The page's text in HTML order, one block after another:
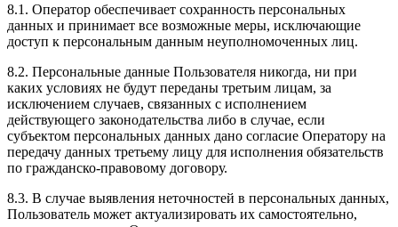
8.1. Оператор обеспечивает сохранность персональных
данных и принимает все возможные меры, исключающие
доступ к персональным данным неуполномоченных лиц.
8.2. Персональные данные Пользователя никогда, ни при
каких условиях не будут переданы третьим лицам, за
исключением случаев, связанных с исполнением
действующего законодательства либо в случае, если
субъектом персональных данных дано согласие Оператору на
передачу данных третьему лицу для исполнения обязательств
по гражданско-правовому договору.
8.3. В случае выявления неточностей в персональных данных,
Пользователь может актуализировать их самостоятельно,